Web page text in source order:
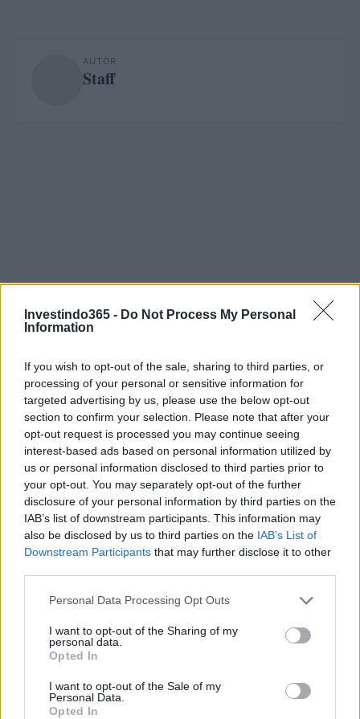
Investindo365 - Do Not Process My Personal
Information
If you wish to opt-out of the sale, sharing to third parties, or
processing of your personal or sensitive information for
targeted advertising by us, please use the below opt-out
section to confirm your selection. Please note that after your
opt-out request is processed you may continue seeing
interest-based ads based on personal information utilized by
us or personal information disclosed to third parties prior to
your opt-out. You may separately opt-out of the further
disclosure of your personal information by third parties on the
IAB’s list of downstream participants. This information may
also be disclosed by us to third parties on the IAB’s List of
Downstream Participants that may further disclose it to other
Please note that this website/app uses one or more Google
not limited to your visit or usage behaviour. You may click to
grant or deny consent to Google and its third-party tags to
use your data for below specified purposes in below Google
consent section.
Personal Data Processing Opt Outs
I want to opt-out of the Sharing of my
personal data.
Opted In
I want to opt-out of the Sale of my
Personal Data.
Opted In
AUTOR
Staff
Continue lendo
NÃO CLASSIFICADO